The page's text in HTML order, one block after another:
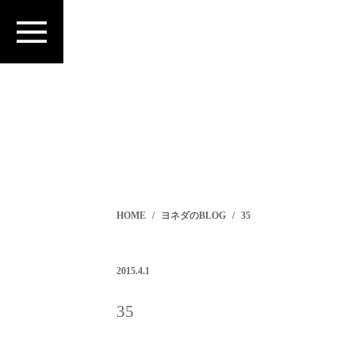
HOME ヨネダのBLOG 35
2015.4.1
35